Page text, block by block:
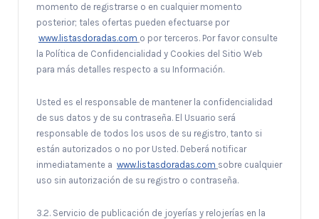
momento de registrarse o en cualquier momento
posterior; tales ofertas pueden efectuarse por
www.listasdoradas.com o por terceros. Por favor consulte
la Política de Confidencialidad y Cookies del Sitio Web
para más detalles respecto a su Información.
Usted es el responsable de mantener la confidencialidad
de sus datos y de su contraseña. El Usuario será
responsable de todos los usos de su registro, tanto si
están autorizados o no por Usted. Deberá notificar
inmediatamente a www.listasdoradas.com sobre cualquier
uso sin autorización de su registro o contraseña.
3.2. Servicio de publicación de joyerías y relojerías en la